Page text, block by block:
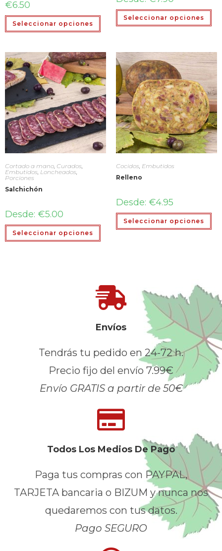
€6.50
Seleccionar opciones
Seleccionar opciones
Cortado a mano, Curados,
Embutidos, Loncheados,
Porciones
Salchichón
Desde: €5.00
Seleccionar opciones
Cocidos, Embutidos
Relleno
Desde: €4.95
Seleccionar opciones
Envíos
Tendrás tu pedido en 24-72 h.
Precio fijo del envío 7.99€
Envío GRATIS a partir de 50€
Todos Los Medios De Pago
Paga tus compras con PAYPAL,
TARJETA bancaria o BIZUM y nunca nos
quedaremos con tus datos.
Pago SEGURO